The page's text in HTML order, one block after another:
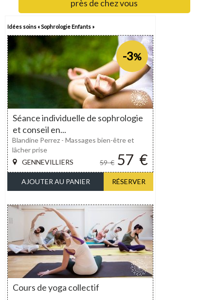
près de chez vous
Idées soins « Sophrologie Enfants »
-3%
Séance individuelle de sophrologie
et conseil en...
59€ 57 €
GENNEVILLIERS
Blandine Perrez - Massages bien-être et
lâcher prise
AJOUTER AU PANIER RÉSERVER
Cours de yoga collectif